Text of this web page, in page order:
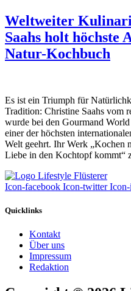
Weltweiter
Saahs holt höchste
Natur-Kochbuch
Es ist ein Triumph für
Tradition: Christine Saahs vom
wurde bei den Gourmand
einer der höchsten
Welt geehrt. Ihr Werk „Kochen
Liebe in den Kochtopf
Icon-facebook Icon-twitter Icon-
Quicklinks
Kontakt
Über uns
Impressum
Redaktion